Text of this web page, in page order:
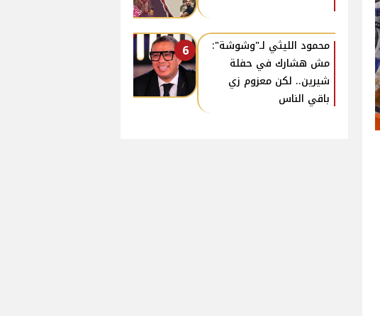
6
محمود الليثي لـ"وشوشة":
مش هشارك في حفلة
شيرين.. لكن معزوم زي
باقي الناس